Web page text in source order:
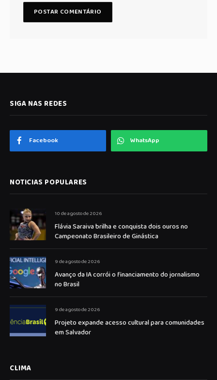
SIGA NAS REDES
Facebook WhatsApp
NOTICIAS POPULARES
10 de agosto de 2026
Flávia Saraiva brilha e conquista dois ouros no
Campeonato Brasileiro de Ginástica
9 de agosto de 2026
Avanço da IA corrói o financiamento do jornalismo
no Brasil
9 de agosto de 2026
Projeto expande acesso cultural para comunidades
em Salvador
CLIMA